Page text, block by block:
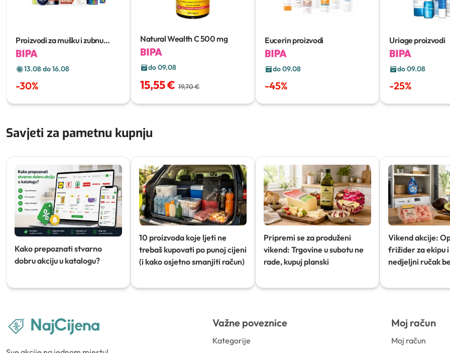
Proizvodi za mušku i zubnu
njegu
13.08 do 16.08
-30%
Natural Wealth C500 mg
do 09.08
15,55 € 19,70 €
Eucerin proizvodi
do 09.08
-45%
Uriage proizvodi
do 09.08
-25%
Savjeti za pametnu kupnju
Kako prepoznati stvarno
dobru akciju u katalogu?
10 proizvoda koje ljeti ne
trebaš kupovati po punoj cijeni
(i kako osjetno smanjiti račun)
Pripremi se za produženi
vikend: Trgovine u subotu ne
rade, kupuj planski
Vikend akcije:
frižider za ekipu
nedjeljni ručak
Važne poveznice
Kategorije
Moj račun
Moj račun